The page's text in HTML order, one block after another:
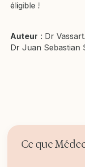
éligible !
Auteur : Dr
Dr Juan Sebastian
Ce que